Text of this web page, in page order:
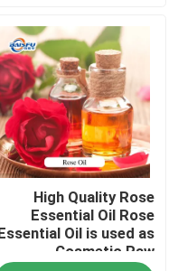
المنتجات
فيديوهات
برنامج VR
حولنا
جولة في المصنع
High Quality Rose
Essential Oil Rose
Oil is used as
Cosmetic Raw